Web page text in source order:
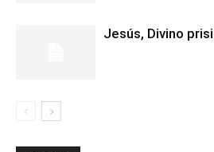
Jesús, Divino